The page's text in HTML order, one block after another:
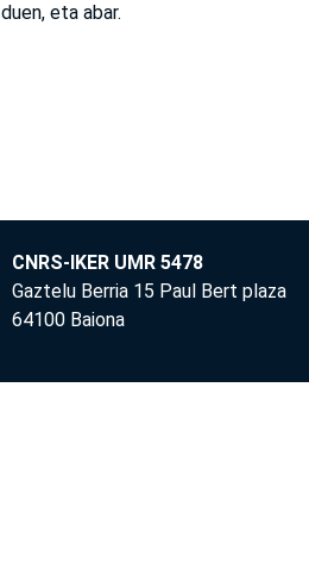
duen, eta abar.
CNRS-IKER UMR 5478
Gaztelu Berria 15 Paul Bert plaza
64100 Baiona